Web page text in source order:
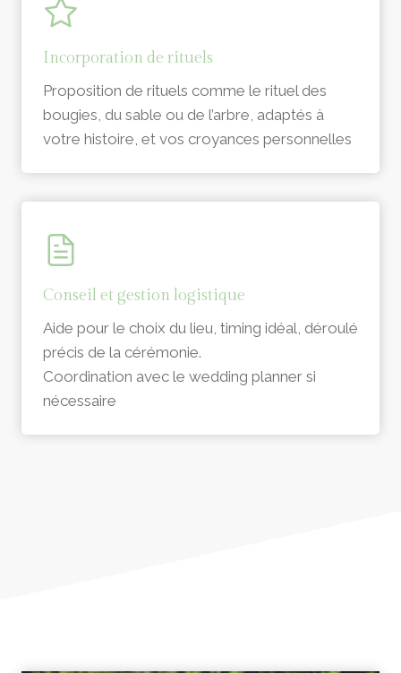
Incorporation de rituels
Proposition de rituels comme le rituel des
bougies, du sable ou de l’arbre, adaptés à
votre histoire, et vos croyances personnelles
Conseil et gestion logistique
Aide pour le choix du lieu, timing idéal, déroulé
précis de la cérémonie.
Coordination avec le wedding planner si
nécessaire